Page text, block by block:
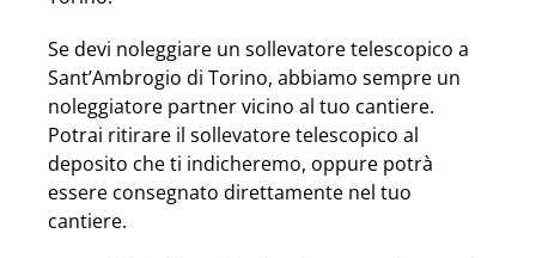
Se devi noleggiare un sollevatore telescopico a
Sant’Ambrogio di Torino, abbiamo sempre un
noleggiatore partner vicino al tuo cantiere.
Potrai ritirare il sollevatore telescopico al
deposito che ti indicheremo, oppure potrà
essere consegnato direttamente nel tuo
cantiere.